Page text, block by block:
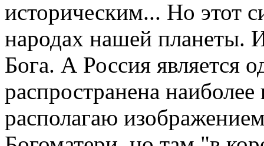
историческим... Но этот
народах нашей планеты.
Бога. А Россия является
распространена
располагаю